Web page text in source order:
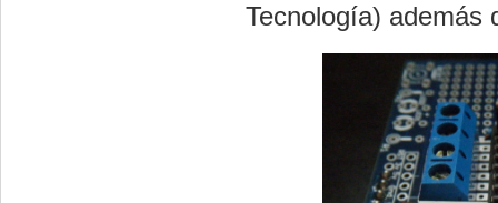
Tecnología) además